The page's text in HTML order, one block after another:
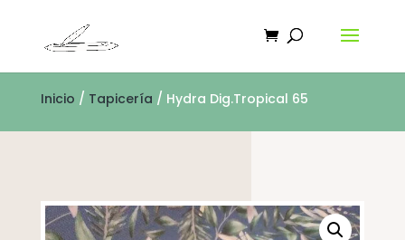
Inicio / Tapicería / Hydra Dig.Tropical 65